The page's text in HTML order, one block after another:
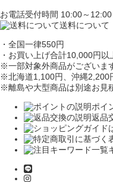
お電話受付時間 10:00～
送料について
・全国一律550円
・お買い上げ合計10,000円 以
※一部対象外商品がございま
※北海道1,100円
、沖縄2,200
※離島や大型商品は別途お見
ポイ
返品